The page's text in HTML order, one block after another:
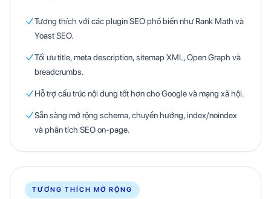
Tương thích với các plugin SEO phổ biến như Rank Math và
Yoast SEO.
Tối ưu title, meta description, sitemap XML, Open Graph và
breadcrumbs.
Hỗ trợ cấu trúc nội dung tốt hơn cho Google và mạng xã hội.
Sẵn sàng mở rộng schema, chuyển hướng, index/noindex
và phân tích SEO on-page.
TƯƠNG THÍCH MỞ RỘNG